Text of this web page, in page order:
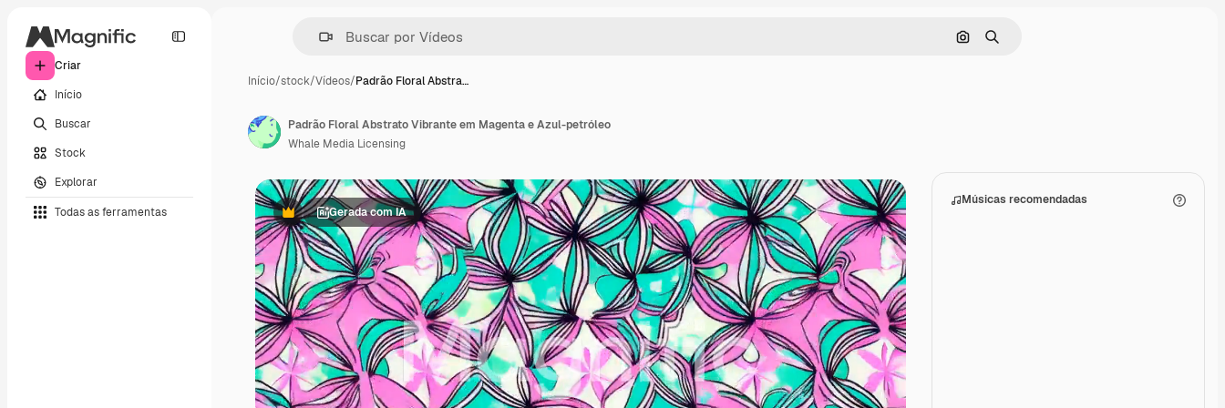
Criar
Início
Buscar
Stock
Explorar
Todas as ferramentas
Pesquisar por imagem
Buscar
Início/stock/Vídeos/Padrão Floral Abstra…
PremiumGerada com IA
Músicas recomendadas
Padrão Floral Abstrato Vibrante em Magenta e Azul-petróleo
Whale Media Licensing